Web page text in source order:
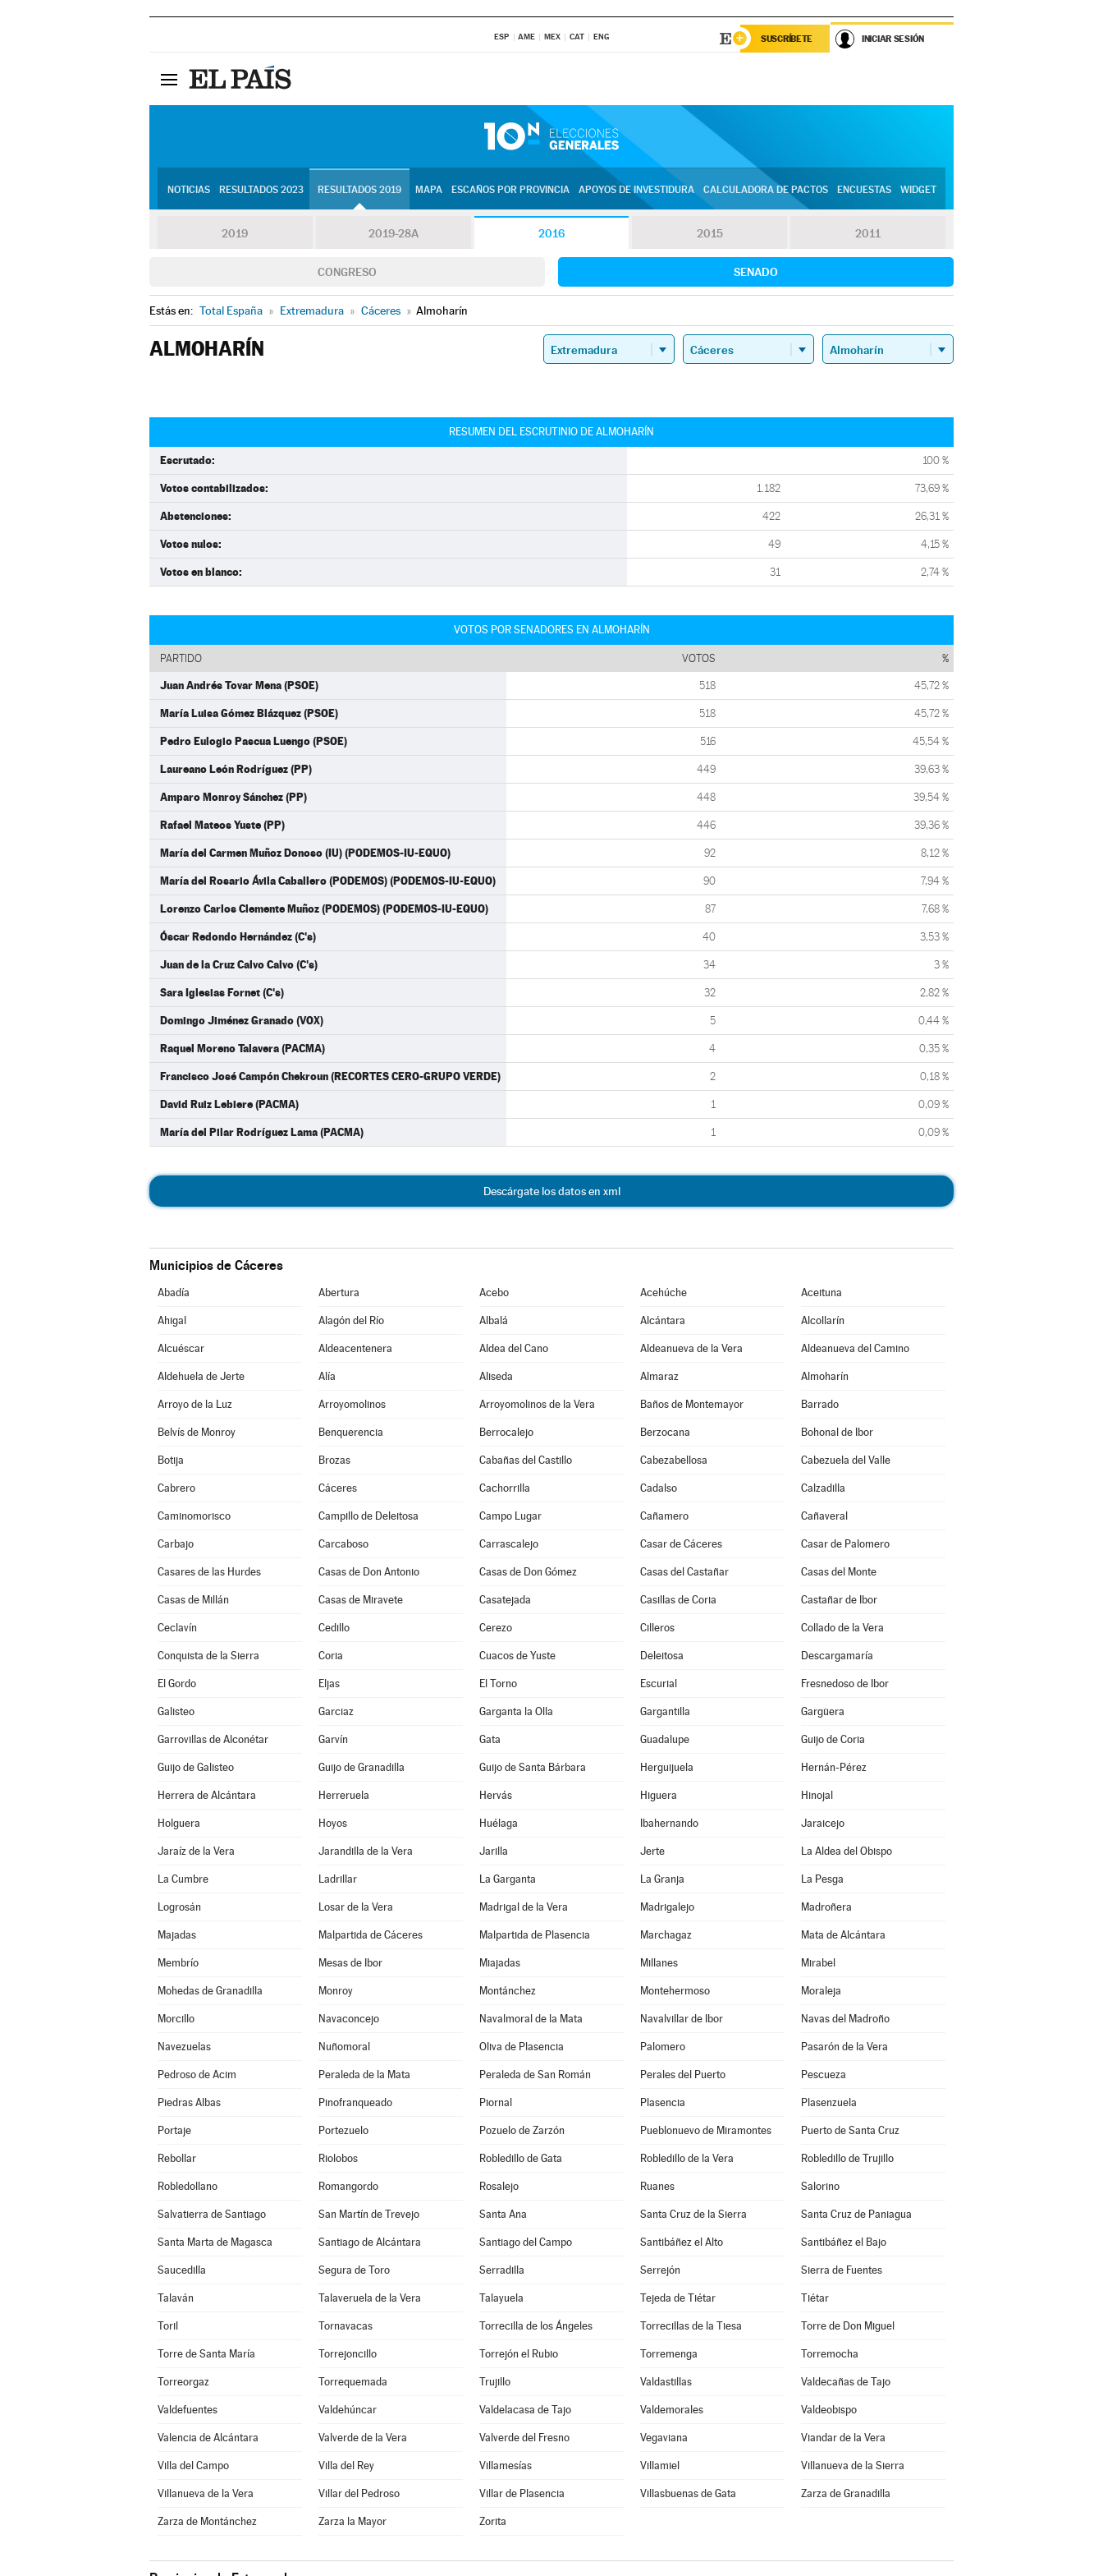
ESP AME MEX CAT ENG SUSCRÍBETE INICIAR SESIÓN
NOTICIAS RESULTADOS 2023 RESULTADOS 2019 MAPA ESCAÑOS POR PROVINCIA APOYOS DE INVESTIDURA CALCULADORA DE PACTOS ENCUESTAS WIDGET
2019 2019-28A 2016 2015 2011
CONGRESO SENADO
Estás en: Total España » Extremadura » Cáceres » Almoharín
ALMOHARÍN
RESUMEN DEL ESCRUTINIO DE ALMOHARÍN
Escrutado: 100 %
Votos contabilizados: 1.182 73,69 %
Abstenciones: 422 26,31 %
Votos nulos: 49 4,15 %
Votos en blanco: 31 2,74 %
VOTOS POR SENADORES EN ALMOHARÍN
PARTIDO VOTOS %
Juan Andrés Tovar Mena (PSOE) 518 45,72 %
María Luisa Gómez Blázquez (PSOE) 518 45,72 %
Pedro Eulogio Pascua Luengo (PSOE) 516 45,54 %
Laureano León Rodríguez (PP) 449 39,63 %
Amparo Monroy Sánchez (PP) 448 39,54 %
Rafael Mateos Yuste (PP) 446 39,36 %
María del Carmen Muñoz Donoso (IU) (PODEMOS-IU-EQUO) 92 8,12 %
María del Rosario Ávila Caballero (PODEMOS) (PODEMOS-IU-EQUO) 90 7,94 %
Lorenzo Carlos Clemente Muñoz (PODEMOS) (PODEMOS-IU-EQUO) 87 7,68 %
Óscar Redondo Hernández (C's) 40 3,53 %
Juan de la Cruz Calvo Calvo (C's) 34 3 %
Sara Iglesias Fornet (C's) 32 2,82 %
Domingo Jiménez Granado (VOX) 5 0,44 %
Raquel Moreno Talavera (PACMA) 4 0,35 %
Francisco José Campón Chekroun (RECORTES CERO-GRUPO VERDE) 2 0,18 %
David Ruiz Lebiere (PACMA) 1 0,09 %
María del Pilar Rodríguez Lama (PACMA) 1 0,09 %
Descárgate los datos en xml
Municipios de Cáceres
Abadía Abertura Acebo Acehúche Aceituna
Ahigal Alagón del Río Albalá Alcántara Alcollarín
Alcuéscar Aldeacentenera Aldea del Cano Aldeanueva de la Vera Aldeanueva del Camino
Aldehuela de Jerte Alía Aliseda Almaraz Almoharín
Arroyo de la Luz Arroyomolinos Arroyomolinos de la Vera Baños de Montemayor Barrado
Belvís de Monroy Benquerencia Berrocalejo Berzocana Bohonal de Ibor
Botija Brozas Cabañas del Castillo Cabezabellosa Cabezuela del Valle
Cabrero Cáceres Cachorrilla Cadalso Calzadilla
Caminomorisco Campillo de Deleitosa Campo Lugar Cañamero Cañaveral
Carbajo Carcaboso Carrascalejo Casar de Cáceres Casar de Palomero
Casares de las Hurdes Casas de Don Antonio Casas de Don Gómez Casas del Castañar Casas del Monte
Casas de Millán Casas de Miravete Casatejada Casillas de Coria Castañar de Ibor
Ceclavín Cedillo Cerezo Cilleros Collado de la Vera
Conquista de la Sierra Coria Cuacos de Yuste Deleitosa Descargamaría
El Gordo Eljas El Torno Escurial Fresnedoso de Ibor
Galisteo Garciaz Garganta la Olla Gargantilla Gargüera
Garrovillas de Alconétar Garvín Gata Guadalupe Guijo de Coria
Guijo de Galisteo Guijo de Granadilla Guijo de Santa Bárbara Herguijuela Hernán-Pérez
Herrera de Alcántara Herreruela Hervás Higuera Hinojal
Holguera Hoyos Huélaga Ibahernando Jaraicejo
Jaraíz de la Vera Jarandilla de la Vera Jarilla Jerte La Aldea del Obispo
La Cumbre Ladrillar La Garganta La Granja La Pesga
Logrosán Losar de la Vera Madrigal de la Vera Madrigalejo Madroñera
Majadas Malpartida de Cáceres Malpartida de Plasencia Marchagaz Mata de Alcántara
Membrío Mesas de Ibor Miajadas Millanes Mirabel
Mohedas de Granadilla Monroy Montánchez Montehermoso Moraleja
Morcillo Navaconcejo Navalmoral de la Mata Navalvillar de Ibor Navas del Madroño
Navezuelas Nuñomoral Oliva de Plasencia Palomero Pasarón de la Vera
Pedroso de Acim Peraleda de la Mata Peraleda de San Román Perales del Puerto Pescueza
Piedras Albas Pinofranqueado Piornal Plasencia Plasenzuela
Portaje Portezuelo Pozuelo de Zarzón Pueblonuevo de Miramontes Puerto de Santa Cruz
Rebollar Riolobos Robledillo de Gata Robledillo de la Vera Robledillo de Trujillo
Robledollano Romangordo Rosalejo Ruanes Salorino
Salvatierra de Santiago San Martín de Trevejo Santa Ana Santa Cruz de la Sierra Santa Cruz de Paniagua
Santa Marta de Magasca Santiago de Alcántara Santiago del Campo Santibáñez el Alto Santibáñez el Bajo
Saucedilla Segura de Toro Serradilla Serrejón Sierra de Fuentes
Talaván Talaveruela de la Vera Talayuela Tejeda de Tiétar Tiétar
Toril Tornavacas Torrecilla de los Ángeles Torrecillas de la Tiesa Torre de Don Miguel
Torre de Santa María Torrejoncillo Torrejón el Rubio Torremenga Torremocha
Torreorgaz Torrequemada Trujillo Valdastillas Valdecañas de Tajo
Valdefuentes Valdehúncar Valdelacasa de Tajo Valdemorales Valdeobispo
Valencia de Alcántara Valverde de la Vera Valverde del Fresno Vegaviana Viandar de la Vera
Villa del Campo Villa del Rey Villamesías Villamiel Villanueva de la Sierra
Villanueva de la Vera Villar del Pedroso Villar de Plasencia Villasbuenas de Gata Zarza de Granadilla
Zarza de Montánchez Zarza la Mayor Zorita